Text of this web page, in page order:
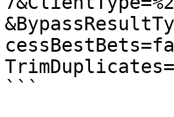
```